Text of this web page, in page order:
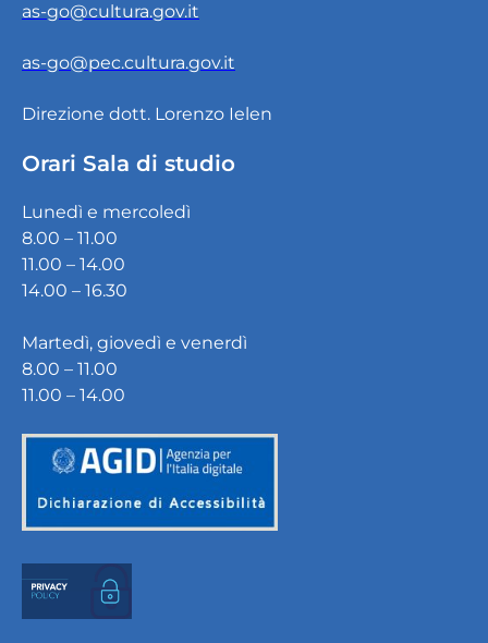
as-go@cultura.gov.it
as-go@pec.cultura.gov.it
Direzione dott. Lorenzo Ielen
Orari Sala di studio
Lunedì e mercoledì
8.00 – 11.00
11.00 – 14.00
14.00 – 16.30
Martedì, giovedì e venerdì
8.00 – 11.00
11.00 – 14.00